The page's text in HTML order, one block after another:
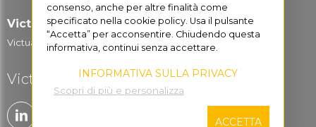
Victualia for Business
Victualia Logistic...
Victualia è social
consenso, anche per altre finalità come
specificato nella cookie policy. Usa il pulsante
“Accetta” per acconsentire. Chiudendo questa
informativa, continui senza accettare.
INFORMATIVA SULLA PRIVACY
Scopri di più e personalizza
ACCETTA